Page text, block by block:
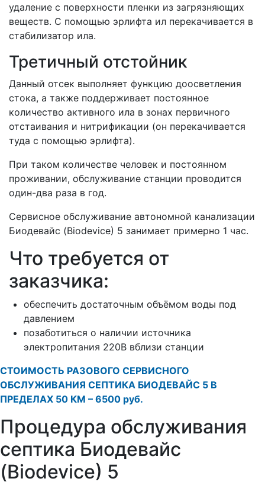
удаление с поверхности пленки из загрязняющих
веществ. С помощью эрлифта ил перекачивается в
стабилизатор ила.
Третичный отстойник
Данный отсек выполняет функцию доосветления
стока, а также поддерживает постоянное
количество активного ила в зонах первичного
отстаивания и нитрификации (он перекачивается
туда с помощью эрлифта).
При таком количестве человек и постоянном
проживании, обслуживание станции проводится
один-два раза в год.
Сервисное обслуживание автономной канализации
Биодевайс (Biodevice) 5 занимает примерно 1 час.
Что требуется от
заказчика:
обеспечить достаточным объёмом воды под
давлением
позаботиться о наличии источника
электропитания 220В вблизи станции
СТОИМОСТЬ РАЗОВОГО СЕРВИСНОГО
ОБСЛУЖИВАНИЯ СЕПТИКА БИОДЕВАЙС 5 В
ПРЕДЕЛАХ 50 КМ – 6500 руб.
Процедура обслуживания
септика Биодевайс
(Biodevice) 5